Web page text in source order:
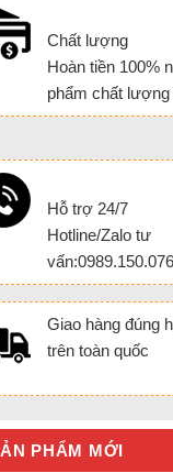
Chất lượng
Hoàn tiền 100%
phẩm chất lượng
Hỗ trợ 24/7
Hotline/Zalo tư
vấn:0989.150.076
Giao hàng đúng
trên toàn quốc
PHẨM MỚI